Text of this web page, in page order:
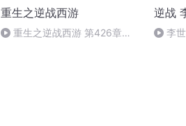
重生之逆战西游
重生之逆战西游 第426章
逆战
李